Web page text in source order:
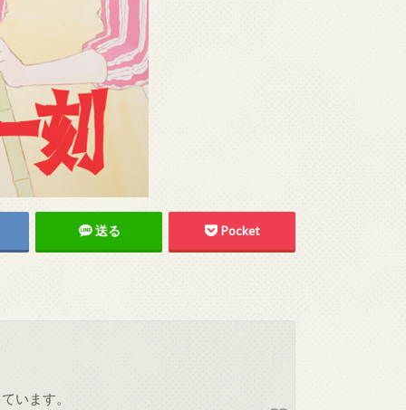
送る Pocket
います。